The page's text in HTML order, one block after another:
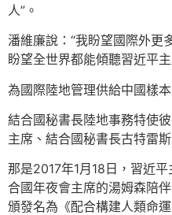
人”。
潘維廉說：“我盼望國際外更
盼望全世界都能傾聽習近平
為國際陸地管理供給中國樣本
結合國秘書長陸地事務特使
主席、結合國秘書長古特雷斯
那是2017年1月18日，習近
合國年夜會主席的湯姆森陪
頒發名為《配合構建人類命